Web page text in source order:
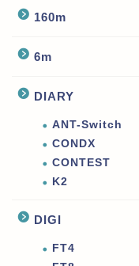
160m
6m
DIARY
ANT-Switch
CONDX
CONTEST
K2
DIGI
FT4